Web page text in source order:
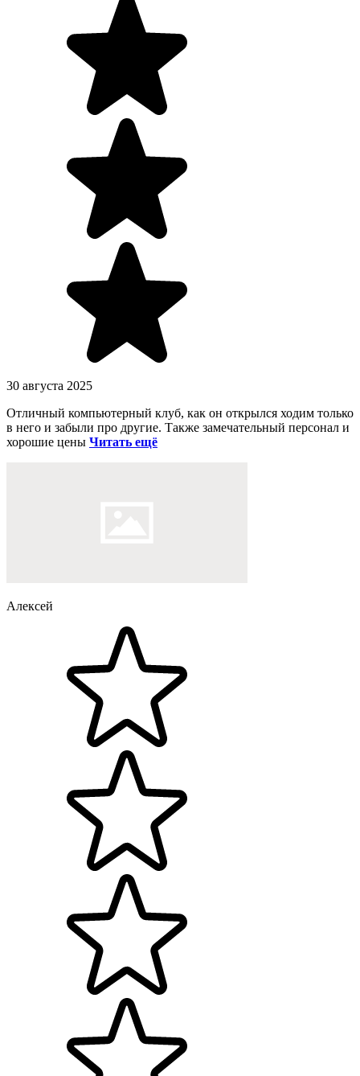
30 августа 2025
Отличный компьютерный клуб, как он открылся ходим только
в него и забыли про другие. Также замечательный персонал и
хорошие цены Читать ещё
Алексей